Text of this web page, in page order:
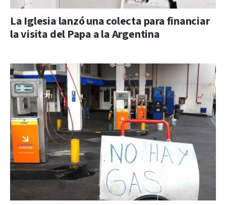
La Iglesia lanzó una colecta para financiar
la visita del Papa a la Argentina